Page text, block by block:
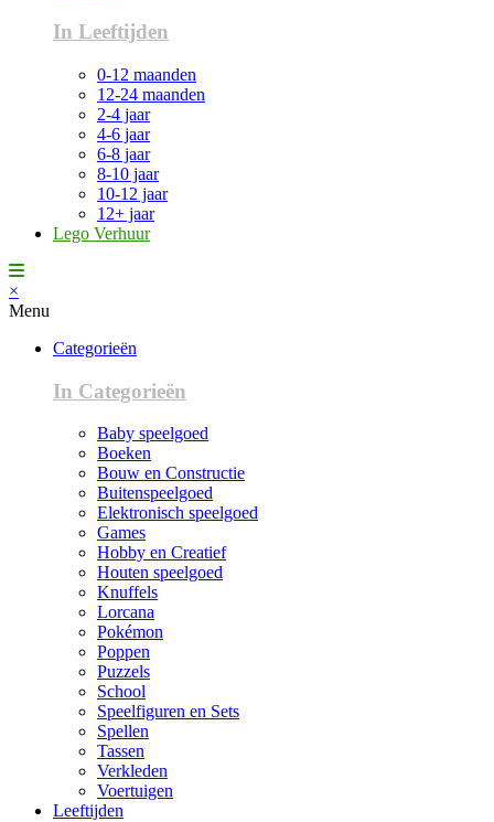
In Leeftijden
0-12 maanden
12-24 maanden
2-4 jaar
4-6 jaar
6-8 jaar
8-10 jaar
10-12 jaar
12+ jaar
Lego Verhuur
×
Menu
Categorieën
In Categorieën
Baby speelgoed
Boeken
Bouw en Constructie
Buitenspeelgoed
Elektronisch speelgoed
Games
Hobby en Creatief
Houten speelgoed
Knuffels
Lorcana
Pokémon
Poppen
Puzzels
School
Speelfiguren en Sets
Spellen
Tassen
Verkleden
Voertuigen
Leeftijden